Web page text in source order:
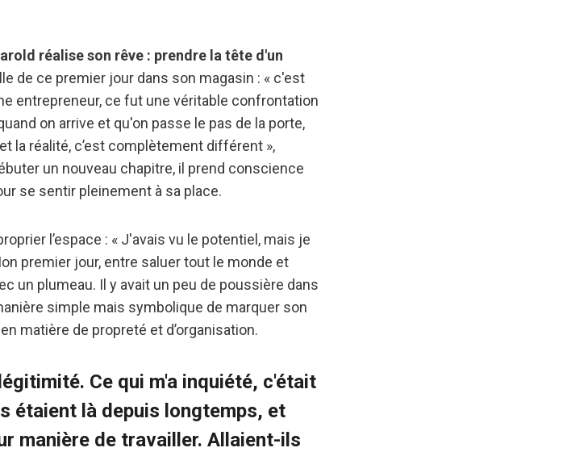
réalise son rêve : prendre la tête d'un
de ce premier jour dans son magasin : « c'est
entrepreneur, ce fut une véritable confrontation
on arrive et qu'on passe le pas de la porte,
la réalité, c’est complètement différent »,
un nouveau chapitre, il prend conscience
se sentir pleinement à sa place.
l’espace : « J'avais vu le potentiel, mais je
premier jour, entre saluer tout le monde et
un plumeau. Il y avait un peu de poussière dans
simple mais symbolique de marquer son
matière de propreté et d’organisation.
Ce qui m'a inquiété, c'était
étaient là depuis longtemps, et
manière de travailler. Allaient-ils